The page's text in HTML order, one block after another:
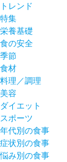
トレンド
特集
栄養基礎
食の安全
季節
食材
料理／調理
美容
ダイエット
スポーツ
年代別の食事
症状別の食事
悩み別の食事